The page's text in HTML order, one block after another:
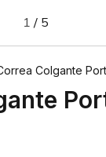
1 / 5
Colgante